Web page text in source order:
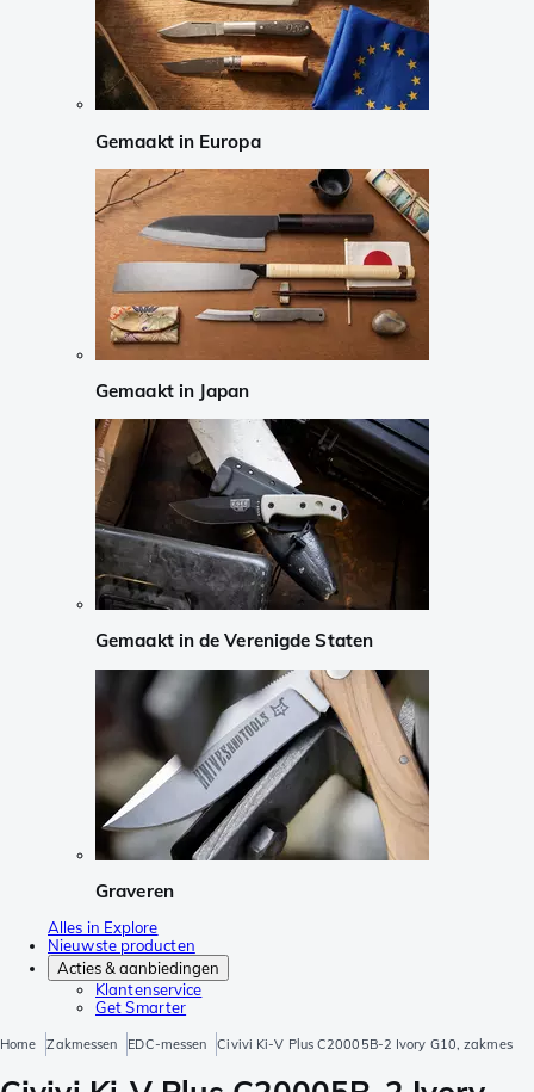
Gemaakt in Europa
Gemaakt in Japan
Gemaakt in de Verenigde Staten
Graveren
Alles in Explore
Nieuwste producten
Acties & aanbiedingen
Klantenservice
Get Smarter
Home Zakmessen EDC-messen Civivi Ki-V Plus C20005B-2 Ivory G10, zakmes